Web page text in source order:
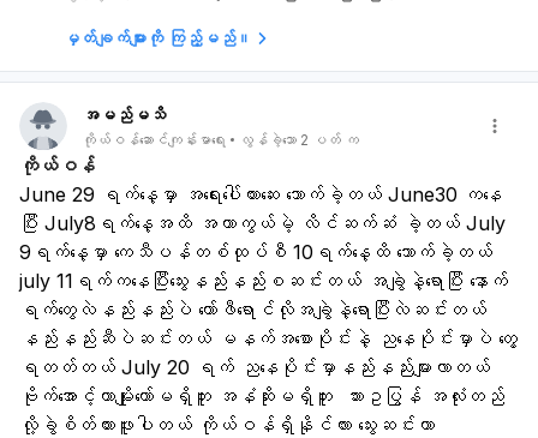
မှတ်ချက်များကို ကြည့်မည်။
အမည်မသိ
ကိုယ်ဝန်ဆောင်ကျန်းမာရေး လွန်ခဲ့သော 2 ပတ် က
ကိုယ်ဝန်
June 29 ရက်နေ့မှာ အရေးပေါ်တားဆေး သောက်ခဲ့တယ် June30 ကနေ
ပြီး July8ရက်​နေ့အထိ အကာကွယ်မဲ့ လိင်ဆက်ဆံ ခဲ့တယ် July
9ရက်နေ့မှာ ကေသီပန်တစ်ထုပ်စီ 10ရက်နေ့ထိ သောက်ခဲ့တယ်
july 11ရက်ကနေပြီးသွေးနည်းနည်းစဆင်းတယ် အချွဲနဲ့ရောပြီး နောက်
ရက်တွေလဲနည်းနည်းပဲ ကော်ဖီရောင်လိုအချွဲနဲ့ရောပြီးလဲဆင်းတယ်
နည်းနည်းဆီပဲဆင်းတယ် မနက်အစောပိုင်းနဲ့ ညနေပိုင်းမှာပဲ တွေ့
ရတတ်တယ် July 20 ရက် ညနေပိုင်းမှာနည်းနည်းများလာတယ်
ဗိုက်အောင့်တာမျိုးတော်မရှိဘူး အနံဆိုးမရှိဘူး  သားဥပြွန် အလုံးတည်
လို့ခွဲစိတ်ထားဖူးပါတယ် ကိုယ်ဝန်ရှိနိုင်လား သွေးဆင်းတာ